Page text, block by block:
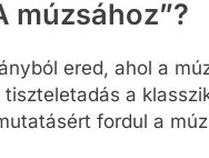
múzsához”?
ered, ahol a
a
fordul a